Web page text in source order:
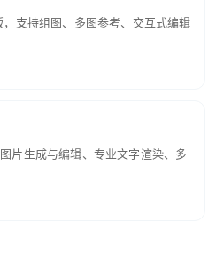
支持组图、多图参考、交互式编辑
片生成与编辑、专业文字渲染、多